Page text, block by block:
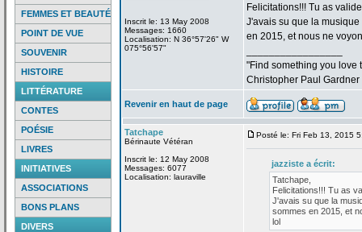
FEMMES ET BEAUTÉ
POINT DE VUE
SOUVENIR
HISTOIRE
LITTÉRATURE
CONTES
POÉSIE
LIVRES
INITIATIVES
ASSOCIATIONS
BONS PLANS
DIVERS
Inscrit le: 13 May 2008
Messages: 1660
Localisation: N 36°57'26" W
075°56'57"
Felicitations!!! Tu as
J'avais su que la musique
en 2015, et nous ne
"Find something you love
Christopher Paul Gardner
Revenir en haut de page
Tatchape
Bérinaute Vétéran
Inscrit le: 12 May 2008
Messages: 6077
Localisation: lauraville
Posté le: Fri Feb 13, 2015
jazziste a écrit:
Tatchape,
Felicitations!!! Tu as
J'avais su que la
sommes en 2015, et
lol